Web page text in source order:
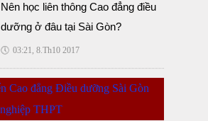
Nên học liên thông Cao đẳng điều
dưỡng ở đâu tại Sài Gòn?
🕔 03:21, 8.Th10 2017